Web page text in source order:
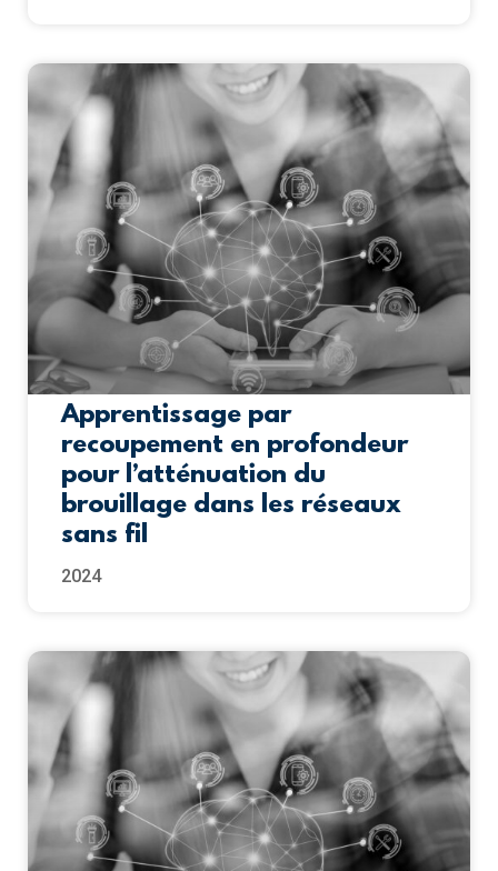
Apprentissage par
recoupement en profondeur
pour l’atténuation du
brouillage dans les réseaux
sans fil
2024